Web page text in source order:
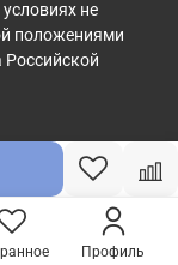
не
положениями
Российской
Профиль